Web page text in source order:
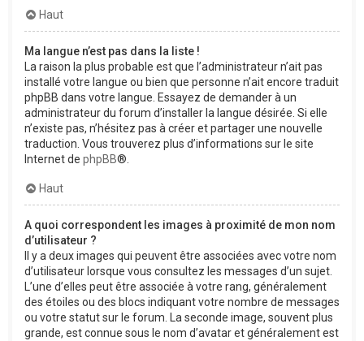
Haut
Ma langue n’est pas dans la liste !
La raison la plus probable est que l’administrateur n’ait pas
installé votre langue ou bien que personne n’ait encore traduit
phpBB dans votre langue. Essayez de demander à un
administrateur du forum d’installer la langue désirée. Si elle
n’existe pas, n’hésitez pas à créer et partager une nouvelle
traduction. Vous trouverez plus d’informations sur le site
Internet de phpBB®.
Haut
A quoi correspondent les images à proximité de mon nom
d’utilisateur ?
Il y a deux images qui peuvent être associées avec votre nom
d’utilisateur lorsque vous consultez les messages d’un sujet.
L’une d’elles peut être associée à votre rang, généralement
des étoiles ou des blocs indiquant votre nombre de messages
ou votre statut sur le forum. La seconde image, souvent plus
grande, est connue sous le nom d’avatar et généralement est